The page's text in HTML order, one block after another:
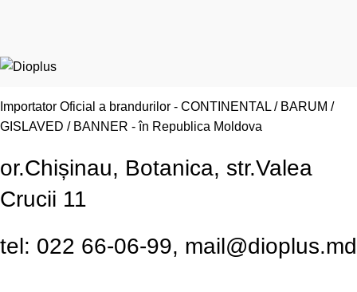
Importator Oficial a brandurilor - CONTINENTAL / BARUM /
GISLAVED / BANNER - în Republica Moldova
or.Chișinau, Botanica, str.Valea
Crucii 11
tel: 022 66-06-99, mail@dioplus.md